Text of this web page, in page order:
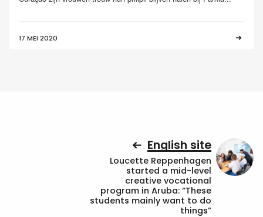
17 MEI 2020
English site
Loucette Reppenhagen
started a mid-level
creative vocational
program in Aruba: “These
students mainly want to do
things”